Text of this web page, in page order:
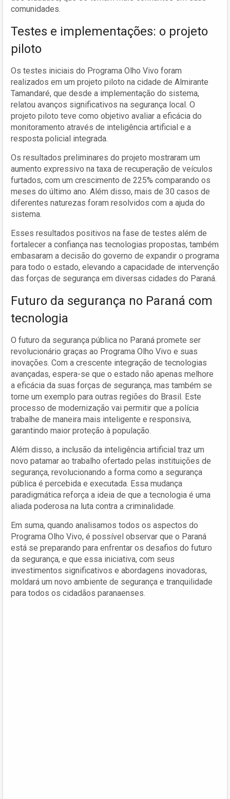
comunidades.
Testes e implementações: o projeto
piloto
Os testes iniciais do Programa Olho Vivo foram
realizados em um projeto piloto na cidade de Almirante
Tamandaré, que desde a implementação do sistema,
relatou avanços significativos na segurança local. O
projeto piloto teve como objetivo avaliar a eficácia do
monitoramento através de inteligência artificial e a
resposta policial integrada.
Os resultados preliminares do projeto mostraram um
aumento expressivo na taxa de recuperação de veículos
furtados, com um crescimento de 225% comparando os
meses do último ano. Além disso, mais de 30 casos de
diferentes naturezas foram resolvidos com a ajuda do
sistema.
Esses resultados positivos na fase de testes além de
fortalecer a confiança nas tecnologias propostas, também
embasaram a decisão do governo de expandir o programa
para todo o estado, elevando a capacidade de intervenção
das forças de segurança em diversas cidades do Paraná.
Futuro da segurança no Paraná com
tecnologia
O futuro da segurança pública no Paraná promete ser
revolucionário graças ao Programa Olho Vivo e suas
inovações. Com a crescente integração de tecnologias
avançadas, espera-se que o estado não apenas melhore
a eficácia da suas forças de segurança, mas também se
torne um exemplo para outras regiões do Brasil. Este
processo de modernização vai permitir que a polícia
trabalhe de maneira mais inteligente e responsiva,
garantindo maior proteção à população.
Além disso, a inclusão da inteligência artificial traz um
novo patamar ao trabalho ofertado pelas instituições de
segurança, revolucionando a forma como a segurança
pública é percebida e executada. Essa mudança
paradigmática reforça a ideia de que a tecnologia é uma
aliada poderosa na luta contra a criminalidade.
Em suma, quando analisamos todos os aspectos do
Programa Olho Vivo, é possível observar que o Paraná
está se preparando para enfrentar os desafios do futuro
da segurança, e que essa iniciativa, com seus
investimentos significativos e abordagens inovadoras,
moldará um novo ambiente de segurança e tranquilidade
para todos os cidadãos paranaenses.